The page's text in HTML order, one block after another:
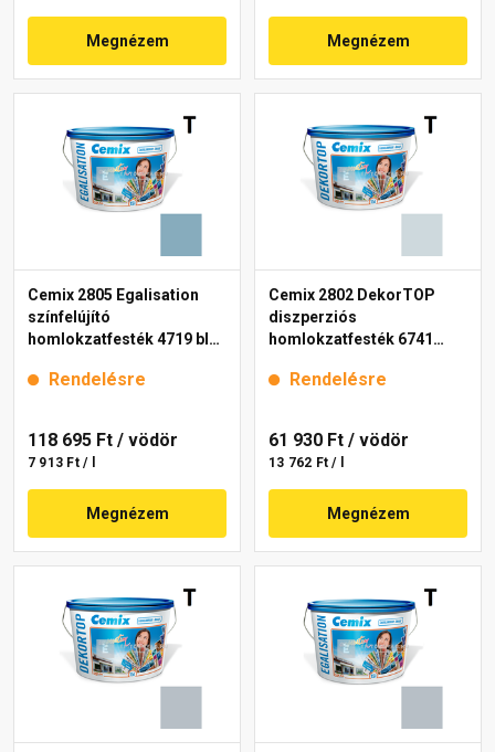
Megnézem Megnézem
Cemix 2805 Egalisation
színfelújító
homlokzatfesték 4719 blue
Rendelésre
118 695 Ft / vödör
7 913 Ft / l
Megnézem
Cemix 2802 DekorTOP
diszperziós
homlokzatfesték 6741
Rendelésre
61 930 Ft / vödör
13 762 Ft / l
Megnézem